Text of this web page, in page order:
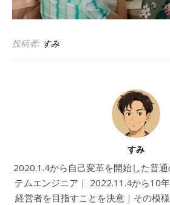
投稿者: すみ
すみ
2020.1.4から自己変革を開始した普
テムエンジニア｜ 2022.11.4から10
経営者を目指すことを決意｜その模